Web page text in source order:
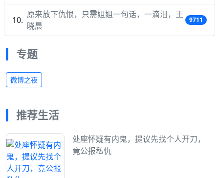
原来放下仇恨，只需姐姐一句话，一滴泪，王
晓晨
9711
专题
微博之夜
推荐生活
处座怀疑有内鬼，提议先找个人开刀，
竟公报私仇